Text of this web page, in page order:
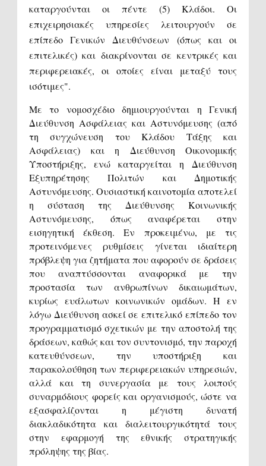
καταργούνται οι πέντε (5) Κλάδοι. Οι
επιχειρησιακές υπηρεσίες λειτουργούν σε
επίπεδο Γενικών Διευθύνσεων (όπως και οι
επιτελικές) και διακρίνονται σε κεντρικές και
περιφερειακές, οι οποίες είναι μεταξύ τους
ισότιμες".
Με το νομοσχέδιο δημιουργούνται η Γενική
Διεύθυνση Ασφάλειας και Αστυνόμευσης (από
τη συγχώνευση του Κλάδου Τάξης και
Ασφάλειας) και η Διεύθυνση Οικονομικής
Υποστήριξης, ενώ καταργείται η Διεύθυνση
Εξυπηρέτησης Πολιτών και Δημοτικής
Αστυνόμευσης. Ουσιαστική καινοτομία αποτελεί
η σύσταση της Διεύθυνσης Κοινωνικής
Αστυνόμευσης, όπως αναφέρεται στην
εισηγητική έκθεση. Εν προκειμένω, με τις
προτεινόμενες ρυθμίσεις γίνεται ιδιαίτερη
πρόβλεψη για ζητήματα που αφορούν σε δράσεις
που αναπτύσσονται αναφορικά με την
προστασία των ανθρωπίνων δικαιωμάτων,
κυρίως ευάλωτων κοινωνικών ομάδων. Η εν
λόγω Διεύθυνση ασκεί σε επιτελικό επίπεδο τον
προγραμματισμό σχετικών με την αποστολή της
δράσεων, καθώς και τον συντονισμό, την παροχή
κατευθύνσεων, την υποστήριξη και
παρακολούθηση των περιφερειακών υπηρεσιών,
αλλά και τη συνεργασία με τους λοιπούς
συναρμόδιους φορείς και οργανισμούς, ώστε να
εξασφαλίζονται η μέγιστη δυνατή
διακλαδικότητα και διαλειτουργικότητά τους
στην εφαρμογή της εθνικής στρατηγικής
πρόληψης της βίας.